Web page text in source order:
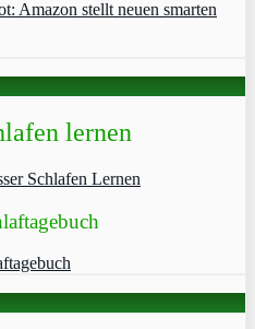
Amazon stellt neuen smarten
lernen